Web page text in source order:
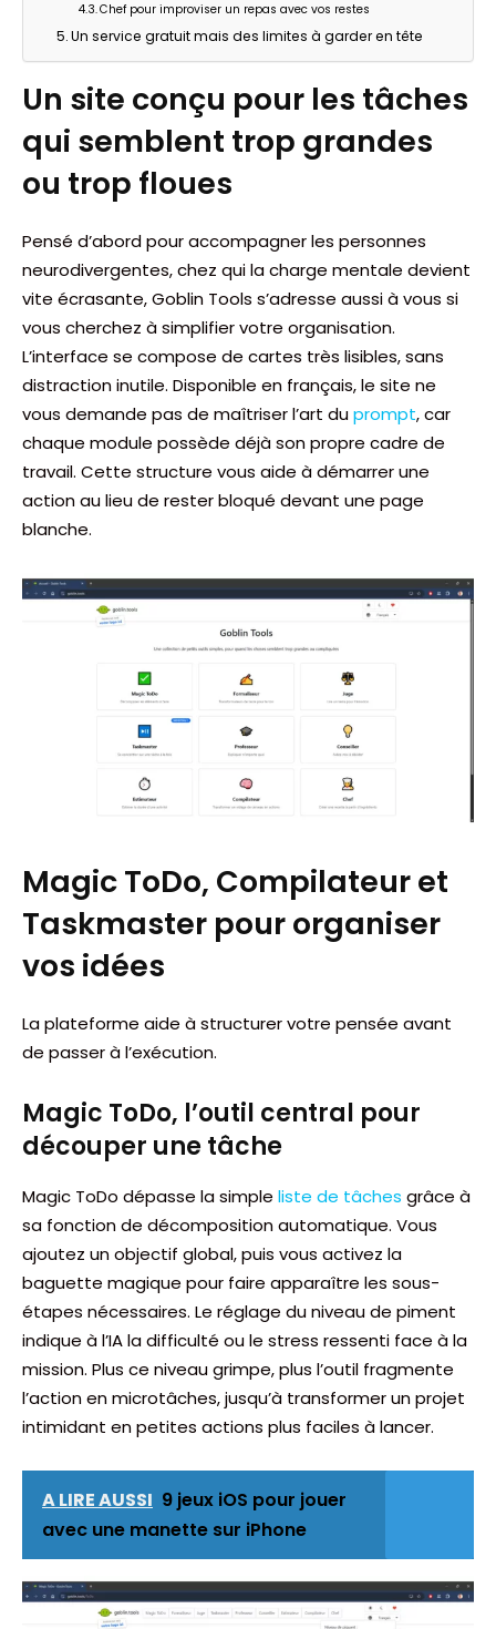
Chef pour improviser un repas avec vos restes
Un service gratuit mais des limites à garder en tête
Un site conçu pour les tâches
qui semblent trop grandes
ou trop floues
Pensé d’abord pour accompagner les personnes
neurodivergentes, chez qui la charge mentale devient
vite écrasante, Goblin Tools s’adresse aussi à vous si
vous cherchez à simplifier votre organisation.
L’interface se compose de cartes très lisibles, sans
distraction inutile. Disponible en français, le site ne
vous demande pas de maîtriser l’art duprompt, car
chaque module possède déjà son propre cadre de
travail. Cette structure vous aide à démarrer une
action au lieu de rester bloqué devant une page
blanche.
Magic ToDo, Compilateur et
Taskmaster pour organiser
vos idées
La plateforme aide à structurer votre pensée avant
de passer à l’exécution.
Magic ToDo, l’outil central pour
découper une tâche
Magic ToDo dépasse la simple liste de tâches grâce à
sa fonction de décomposition automatique. Vous
ajoutez un objectif global, puis vous activez la
baguette magique pour faire apparaître les sous-
étapes nécessaires. Le réglage du niveau de piment
indique à l’IA la difficulté ou le stress ressenti face à la
mission. Plus ce niveau grimpe, plus l’outil fragmente
l’action en microtâches, jusqu’à transformer un projet
intimidant en petites actions plus faciles à lancer.
A LIRE AUSSI 9 jeux iOS pour jouer
avec une manette sur iPhone